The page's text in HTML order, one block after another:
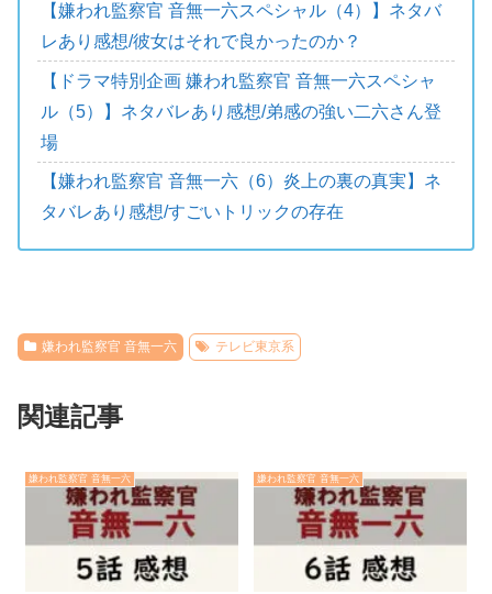
【嫌われ監察官 音無一六スペシャル（4）】ネタバ
レあり感想/彼女はそれで良かったのか？
【ドラマ特別企画 嫌われ監察官 音無一六スペシャ
ル（5）】ネタバレあり感想/弟感の強い二六さん登
場
【嫌われ監察官 音無一六（6）炎上の裏の真実】ネ
タバレあり感想/すごいトリックの存在
嫌われ監察官 音無一六 テレビ東京系
関連記事
嫌われ監察官 音無一六 嫌われ監察官 音無一六